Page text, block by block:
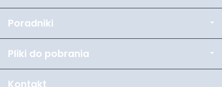
Poradniki
Pliki do pobrania
Kontakt